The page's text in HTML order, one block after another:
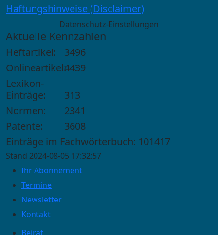
Haftungshinweise (Disclaimer)
Datenschutz-Einstellungen
Aktuelle Kennzahlen
Heftartikel:
3496
Onlineartikel:4439
Lexikon-
Einträge:
313
Normen:
2341
Patente:
3608
Einträge im Fachwörterbuch: 101417
Stand 2024-08-05 17:32:57
Ihr Abonnement
Termine
Newsletter
Kontakt
Beirat